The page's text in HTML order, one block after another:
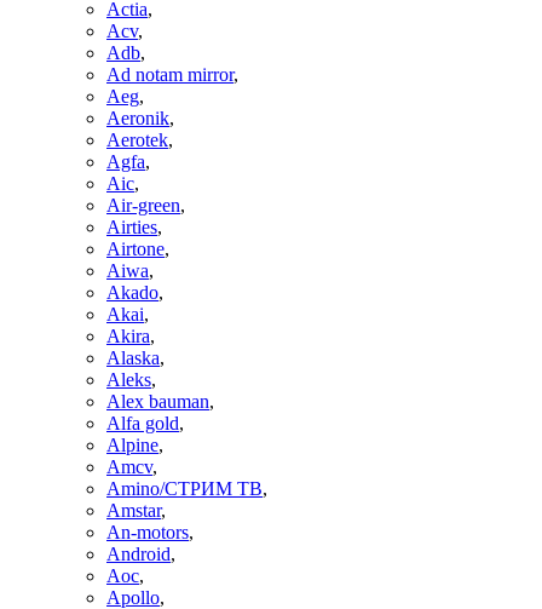
Actia,
Acv,
Adb,
Ad notam mirror,
Aeg,
Aeronik,
Aerotek,
Agfa,
Aic,
Air-green,
Airties,
Airtone,
Aiwa,
Akado,
Akai,
Akira,
Alaska,
Aleks,
Alex bauman,
Alfa gold,
Alpine,
Amcv,
Amino/СТРИМ ТВ,
Amstar,
An-motors,
Android,
Aoc,
Apollo,